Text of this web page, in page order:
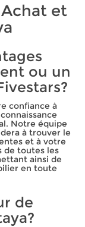
et
ou un
confiance à
Notre équipe
à trouver le
et à votre
de toutes les
ainsi de
en toute
de